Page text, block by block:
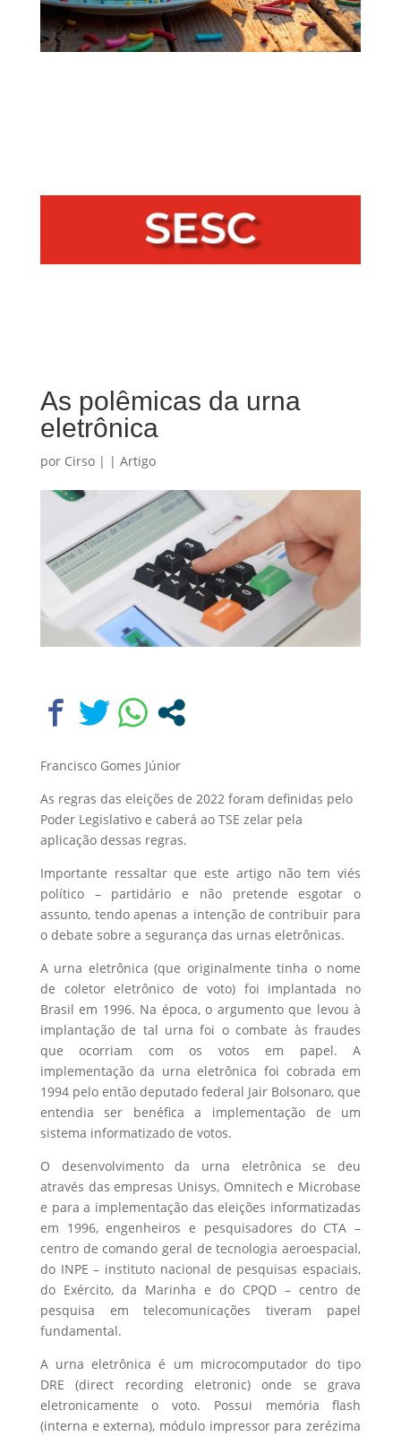
As polêmicas da urna
eletrônica
por Cirso| | Artigo
Francisco Gomes Júnior
As regras das eleições de 2022 foram definidas pelo
Poder Legislativo e caberá ao TSE zelar pela
aplicação dessas regras.
Importante ressaltar que este artigo não tem viés
político – partidário e não pretende esgotar o
assunto, tendo apenas a intenção de contribuir para
o debate sobre a segurança das urnas eletrônicas.
A urna eletrônica (que originalmente tinha o nome
de coletor eletrônico de voto) foi implantada no
Brasil em 1996. Na época, o argumento que levou à
implantação de tal urna foi o combate às fraudes
que ocorriam com os votos em papel. A
implementação da urna eletrônica foi cobrada em
1994 pelo então deputado federal Jair Bolsonaro, que
entendia ser benéfica a implementação de um
sistema informatizado de votos.
O desenvolvimento da urna eletrônica se deu
através das empresas Unisys, Omnitech e Microbase
e para a implementação das eleições informatizadas
em 1996, engenheiros e pesquisadores do CTA –
centro de comando geral de tecnologia aeroespacial,
do INPE – instituto nacional de pesquisas espaciais,
do Exército, da Marinha e do CPQD – centro de
pesquisa em telecomunicações tiveram papel
fundamental.
A urna eletrônica é um microcomputador do tipo
DRE (direct recording eletronic) onde se grava
eletronicamente o voto. Possui memória flash
(interna e externa), módulo impressor para zerézima